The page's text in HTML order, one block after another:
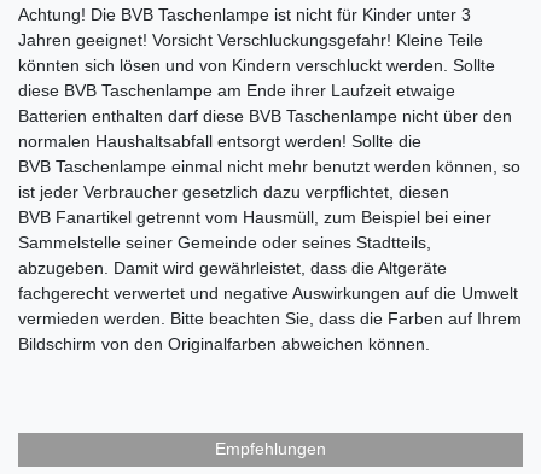
Achtung! Die BVB Taschenlampe ist nicht für Kinder unter 3
Jahren geeignet! Vorsicht Verschluckungsgefahr! Kleine Teile
könnten sich lösen und von Kindern verschluckt werden. Sollte
diese BVB Taschenlampe am Ende ihrer Laufzeit etwaige
Batterien enthalten darf diese BVB Taschenlampe nicht über den
normalen Haushaltsabfall entsorgt werden! Sollte die
BVB Taschenlampe einmal nicht mehr benutzt werden können, so
ist jeder Verbraucher gesetzlich dazu verpflichtet, diesen
BVB Fanartikel getrennt vom Hausmüll, zum Beispiel bei einer
Sammelstelle seiner Gemeinde oder seines Stadtteils,
abzugeben. Damit wird gewährleistet, dass die Altgeräte
fachgerecht verwertet und negative Auswirkungen auf die Umwelt
vermieden werden. Bitte beachten Sie, dass die Farben auf Ihrem
Bildschirm von den Originalfarben abweichen können.
Empfehlungen